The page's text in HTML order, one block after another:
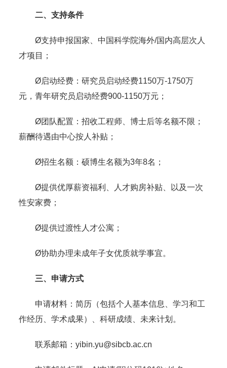
二、支持条件
Ø支持申报国家、中国科学院海外/国内高层次人
才项目；
Ø启动经费：研究员启动经费1150万-1750万
元，青年研究员启动经费900-1150万元；
Ø团队配置：招收工程师、博士后等名额不限；
薪酬待遇由中心按人补贴；
Ø招生名额：硕博生名额为3年8名；
Ø提供优厚薪资福利、人才购房补贴、以及一次
性安家费；
Ø提供过渡性人才公寓；
Ø协助办理未成年子女优质就学事宜。
三、申请方式
申请材料：简历（包括个人基本信息、学习和工
作经历、学术成果）、科研成绩、未来计划。
联系邮箱：yibin.yu@sibcb.ac.cn